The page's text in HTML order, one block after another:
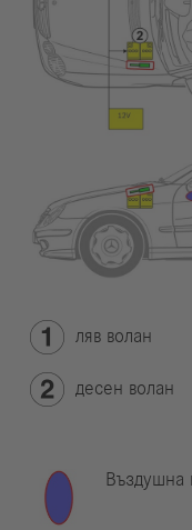
ляв волан
десен волан
Въздушна